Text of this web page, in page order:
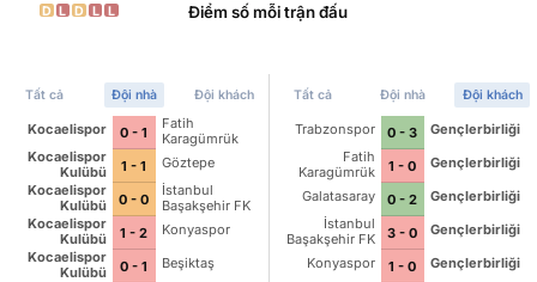
D L D L L
Điểm số mỗi trận đấu
Tất cả Đội nhà Đội khách
Kocaelispor 0 - 1
Fatih
Karagümrük
Kocaelispor
Kulübü
1 - 1
Göztepe
Kocaelispor
Kulübü
0 - 0
İstanbul
Başakşehir FK
Kocaelispor
Kulübü
1 - 2
Konyaspor
Kocaelispor
Kulübü
0 - 1
Beşiktaş
Tất cả Đội nhà Đội khách
Trabzonspor 0 - 3
Gençlerbirliği
Fatih
Karagümrük
1 - 0
Gençlerbirliği
Galatasaray
0 - 2
Gençlerbirliği
İstanbul
Başakşehir FK
3 - 0
Gençlerbirliği
Konyaspor
1 - 0
Gençlerbirliği